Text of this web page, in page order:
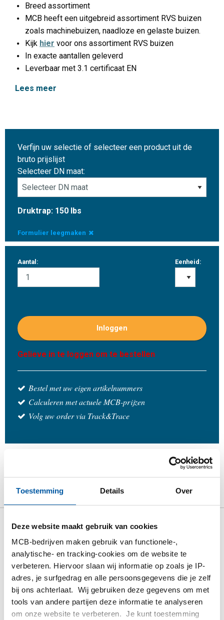
Toestemming Details Over
Deze website maakt gebruik van cookies
MCB-bedrijven maken gebruik van functionele-,
analytische- en tracking-cookies om de website te
verbeteren. Hiervoor slaan wij informatie op zoals je IP-
adres, je surfgedrag en alle persoonsgegevens die je zelf
bij ons achterlaat. Wij gebruiken deze gegevens om met
tools van andere partijen deze informatie te analyseren
om onze website te verbeteren. Je kunt toestemming
Breed assortiment
MCB heeft een uitgebreid assortiment RVS buizen
zoals machinebuizen, naadloze en gelaste buizen.
Kijk hier voor ons assortiment RVS buizen
In exacte aantallen geleverd
Leverbaar met 3.1 certificaat EN
Lees meer
Verfijn uw selectie of selecteer een product uit de
bruto prijslijst
Selecteer DN maat:
Druktrap: 150 lbs
Formulier leegmaken
Aantal: Eenheid:
Inloggen
Gelieve in te loggen om te bestellen
Bestel met uw eigen artikelnummers
Calculeren met actuele MCB-prijzen
Volg uw order via Track&Trace
Downloads Specificaties
Bruto prijslijst: Rvs blindflens
304L ASTM 150 lbs
Prijzen in Euro per: 1 Stuks
Artikelnummer
2430-0162-2134150